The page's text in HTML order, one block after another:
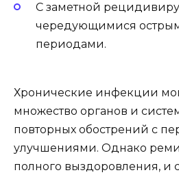
С заметной
чередующимися
периодами.
Хронические инфекции
множество органов и
повторных обострений с
улучшениями. Однако
полного выздоровления, и